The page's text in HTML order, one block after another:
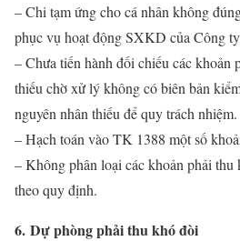
– Chi tạm ứng cho cá nhân không
phục vụ hoạt động SXKD của Công
– Chưa tiến hành đối chiếu các khoản
thiếu chờ xử lý không có biên bản
nguyên nhân thiếu để quy trách nhiệm.
– Hạch toán vào TK 1388 một số
– Không phân loại các khoản phải thu
theo quy định.
6. Dự phòng phải thu khó đòi